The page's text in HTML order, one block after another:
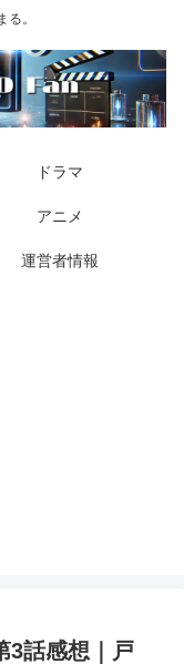
。
ドラマ
アニメ
運営者情報
3話感想｜戸